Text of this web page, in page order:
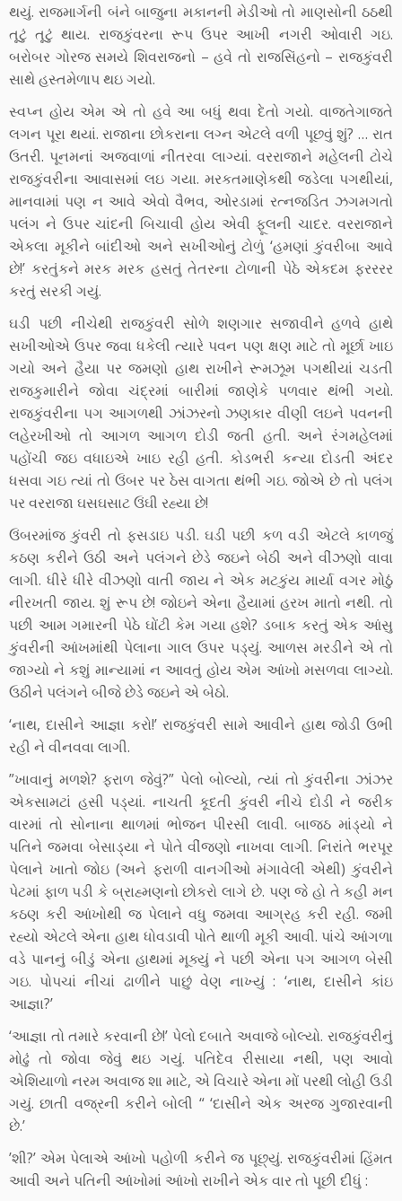
થયું. રાજમાર્ગની બંને બાજુના મકાનની મેડીઓ તો માણસોની ઠઠથી
તૂટું તૂટું થાય. રાજકુંવરના રૂપ ઉપર આખી નગરી ઓવારી ગઇ.
બરોબર ગોરજ સમયે શિવરાજનો – હવે તો રાજસિંહનો – રાજકુંવરી
સાથે હસ્તમેળાપ થઇ ગયો.
સ્વપ્ન હોય એમ એ તો હવે આ બધું થવા દેતો ગયો. વાજતેગાજતે
લગન પૂરા થયાં. રાજાના છોકરાના લગ્ન એટલે વળી પૂછવું શું? … રાત
ઉતરી. પૂનમનાં અજવાળાં નીતરવા લાગ્યાં. વરરાજાને મહેલની ટોચે
રાજકુંવરીના આવાસમાં લઇ ગયા. મરકતમાણેકથી જડેલા પગથીયાં,
માનવામાં પણ ન આવે એવો વૈભવ, ઓરડામાં રત્નજડિત ઝગમગતો
પલંગ ને ઉપર ચાંદની બિચાવી હોય એવી ફૂલની ચાદર. વરરાજાને
એકલા મૂકીને બાંદીઓ અને સખીઓનું ટોળું ‘હમણાં કુંવરીબા આવે
છે!’ કરતુંકને મરક મરક હસતું તેતરના ટોળાની પેઠે એકદમ ફરરરર
કરતું સરકી ગયું.
ઘડી પછી નીચેથી રાજકુંવરી સોળે શણગાર સજાવીને હળવે હાથે
સખીઓએ ઉપર જવા ધકેલી ત્યારે પવન પણ ક્ષણ માટે તો મૂર્છા ખાઇ
ગયો અને હૈયા પર જમણો હાથ રાખીને રૂમઝૂમ પગથીયાં ચડતી
રાજકુમારીને જોવા ચંદ્રમાં બારીમાં જાણેકે પળવાર થંભી ગયો.
રાજકુંવરીના પગ આગળથી ઝાંઝરનો ઝણકાર વીણી લઇને પવનની
લહેરખીઓ તો આગળ આગળ દોડી જતી હતી. અને રંગમહેલમાં
પહોંચી જઇ વધાઇએ ખાઇ રહી હતી. કોડભરી કન્યા દોડતી અંદર
ધસવા ગઇ ત્યાં તો ઉંબર પર ઠેસ વાગતા થંભી ગઇ. જોએ છે તો પલંગ
પર વરરાજા ઘસઘસાટ ઉંઘી રહ્યા છે!
ઉંબરમાંજ કુંવરી તો ફસડાઇ પડી. ઘડી પછી કળ વડી એટલે કાળજું
કઠણ કરીને ઉઠી અને પલંગને છેડે જઇને બેઠી અને વીંઝણો વાવા
લાગી. ધીરે ધીરે વીંઝણો વાતી જાય ને એક મટકુંય માર્યા વગર મોઠું
નીરખતી જાય. શું રૂપ છે! જોઇને એના હૈયામાં હરખ માતો નથી. તો
પછી આમ ગમારની પેઠે ઘોંટી કેમ ગયા હશે? ડબાક કરતું એક આંસુ
કુંવરીની આંખમાંથી પેલાના ગાલ ઉપર પડ્યું. આળસ મરડીને એ તો
જાગ્યો ને કશું માન્યામાં ન આવતું હોય એમ આંખો મસળવા લાગ્યો.
ઉઠીને પલંગને બીજે છેડે જઇને એ બેઠો.
‘નાથ, દાસીને આજ્ઞા કરો!’ રાજકુંવરી સામે આવીને હાથ જોડી ઉભી
રહી ને વીનવવા લાગી.
”ખાવાનું મળશે? ફરાળ જેવું?” પેલો બોલ્યો, ત્યાં તો કુંવરીના ઝાંઝર
એકસામટાં હસી પડ્યાં. નાચતી કૂદતી કુંવરી નીચે દોડી ને જરીક
વારમાં તો સોનાના થાળમાં ભોજન પીરસી લાવી. બાજઠ માંડ્યો ને
પતિને જમવા બેસાડ્યા ને પોતે વીંજણો નાખવા લાગી. નિરાંતે ભરપૂર
પેલાને ખાતો જોઇ (અને ફરાળી વાનગીઓ મંગાવેલી એથી) કુંવરીને
પેટમાં ફાળ પડી કે બ્રાહ્મણનો છોકરો લાગે છે. પણ જે હો તે કહી મન
કઠણ કરી આંખોથી જ પેલાને વધુ જમવા આગ્રહ કરી રહી. જમી
રહ્યો એટલે એના હાથ ધોવડાવી પોતે થાળી મૂકી આવી. પાંચે આંગળા
વડે પાનનું બીડું એના હાથમાં મૂક્યું ને પછી એના પગ આગળ બેસી
ગઇ. પોપચાં નીચાં ઢાળીને પાછું વેણ નાખ્યું : ‘નાથ, દાસીને કાંઇ
આજ્ઞા?’
‘આજ્ઞા તો તમારે કરવાની છે!’ પેલો દબાતે અવાજે બોલ્યો. રાજકુંવરીનું
મોઢું તો જોવા જેવું થઇ ગયું. પતિદેવ રીસાયા નથી, પણ આવો
એશિયાળો નરમ અવાજ શા માટે, એ વિચારે એના મોં પરથી લોહી ઉડી
ગયું. છાતી વજ્રની કરીને બોલી “ ‘દાસીને એક અરજ ગુજારવાની
છે.’
’શી?’ એમ પેલાએ આંખો પહોળી કરીને જ પૂછ્યું. રાજકુંવરીમાં હિંમત
આવી અને પતિની આંખોમાં આંખો રાખીને એક વાર તો પૂછી દીધું :